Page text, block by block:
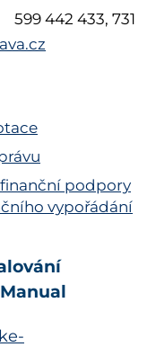
442 433, 731
podpory
vypořádání